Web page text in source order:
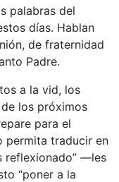
palabras del
días. Hablan
de fraternidad
Padre.
a la vid, los
los próximos
para el
permita traducir en
reflexionado” —les
“poner a la